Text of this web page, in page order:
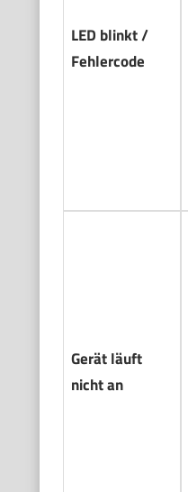
LED blinkt /
Fehlercode
Gerät läuft
nicht an